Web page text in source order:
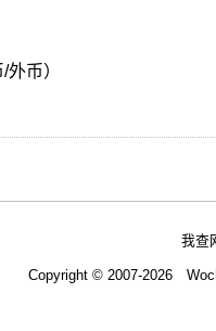
外币）
我
Copyright © 2007-2026